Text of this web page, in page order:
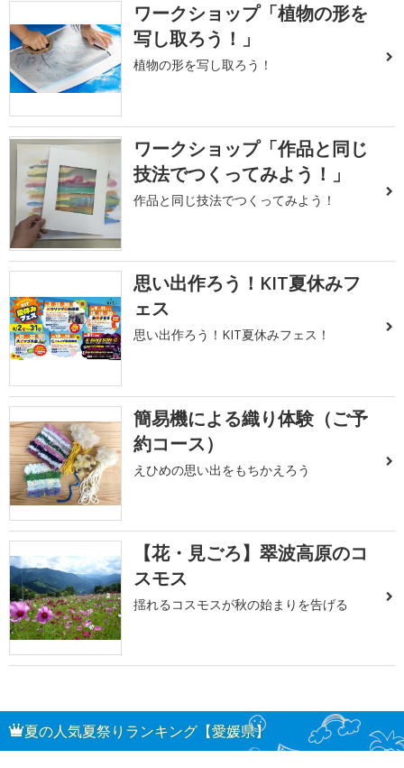
ワークショップ「植物の形を
写し取ろう！」
植物の形を写し取ろう！
ワークショップ「作品と同じ
技法でつくってみよう！」
作品と同じ技法でつくってみよう！
思い出作ろう！KIT夏休みフ
ェス
思い出作ろう！KIT夏休みフェス！
簡易機による織り体験（ご予
約コース）
えひめの思い出をもちかえろう
【花・見ごろ】翠波高原のコ
スモス
揺れるコスモスが秋の始まりを告げる
夏の人気夏祭りランキング【愛媛県】